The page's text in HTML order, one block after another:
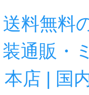
送料無料
装通販・
本店 | 国